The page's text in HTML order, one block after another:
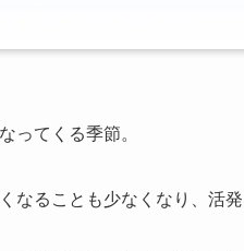
ってくる季節。
なることも少なくなり、活